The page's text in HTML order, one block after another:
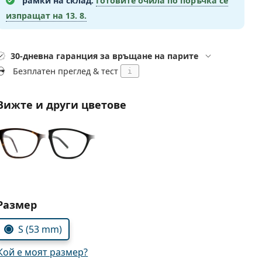
изпращат на 13. 8.
30-дневна гаранция за връщане на парите
Безплатен преглед & тест
i
и други цветове
параметри
S (53 mm)
е моят размер?